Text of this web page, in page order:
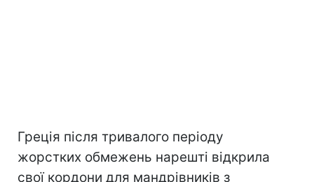
Греція після тривалого періоду
жорстких обмежень нарешті відкрила
свої кордони для мандрівників з